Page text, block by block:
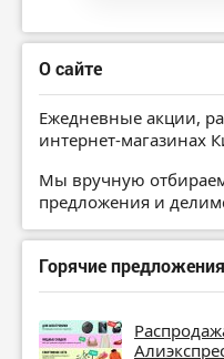
О сайте
Ежедневные акции,
интернет-магазинах
Мы вручную
предложения и
Горячие предложения